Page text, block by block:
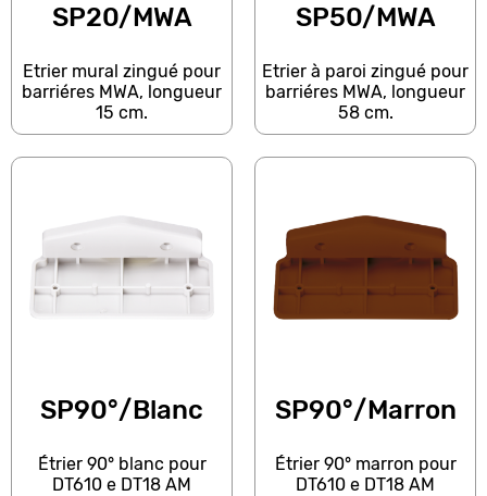
SP20/MWA
Etrier mural zingué pour
barriéres MWA, longueur
15 cm.
SP50/MWA
Etrier à paroi zingué pour
barriéres MWA, longueur
58 cm.
SP90°/Blanc
Étrier 90° blanc pour
DT610 e DT18 AM
SP90°/Marron
Étrier 90° marron pour
DT610 e DT18 AM